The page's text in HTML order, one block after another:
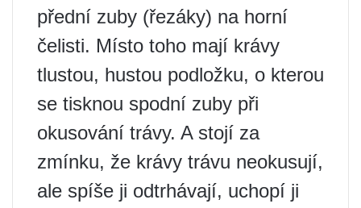
přední zuby (řezáky) na horní
čelisti. Místo toho mají krávy
tlustou, hustou podložku, o kterou
se tisknou spodní zuby při
okusování trávy. A stojí za
zmínku, že krávy trávu neokusují,
ale spíše ji odtrhávají, uchopí ji